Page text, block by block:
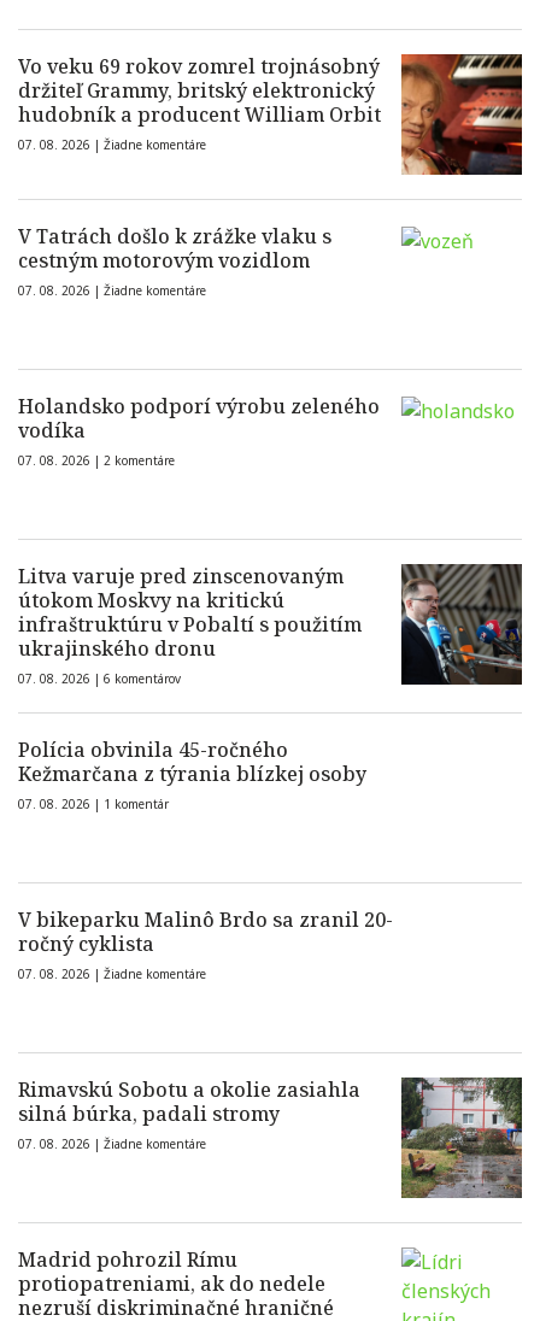
Vo veku 69 rokov zomrel trojnásobný
držiteľ Grammy, britský elektronický
hudobník a producent William Orbit
07. 08. 2026 | Žiadne komentáre
V Tatrách došlo k zrážke vlaku s
cestným motorovým vozidlom
07. 08. 2026 | Žiadne komentáre
Holandsko podporí výrobu zeleného
vodíka
07. 08. 2026 | 2 komentáre
Litva varuje pred zinscenovaným
útokom Moskvy na kritickú
infraštruktúru v Pobaltí s použitím
ukrajinského dronu
07. 08. 2026 | 6 komentárov
Polícia obvinila 45-ročného
Kežmarčana z týrania blízkej osoby
07. 08. 2026 | 1 komentár
V bikeparku Malinô Brdo sa zranil 20-
ročný cyklista
07. 08. 2026 | Žiadne komentáre
Rimavskú Sobotu a okolie zasiahla
silná búrka, padali stromy
07. 08. 2026 | Žiadne komentáre
Madrid pohrozil Rímu
protiopatreniami, ak do nedele
nezruší diskriminačné hraničné